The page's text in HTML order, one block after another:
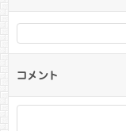
コメント